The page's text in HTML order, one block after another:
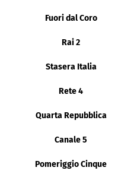
Fuori dal Coro
Rai 2
Stasera Italia
Rete 4
Quarta Repubblica
Canale 5
Pomeriggio Cinque